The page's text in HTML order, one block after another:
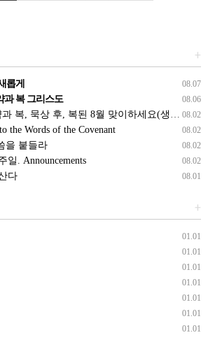
+
08.07
롭게
08.06
과 복 그리스도
08.02
, 복된 8월 맞이하세요(생삶,3,월) *예수생명 내생명 우리생명!
08.02
the Words of the Covenant
08.02
을 붙들라
08.02
일. Announcements
08.01
다
+
01.01
01.01
01.01
01.01
01.01
01.01
01.01